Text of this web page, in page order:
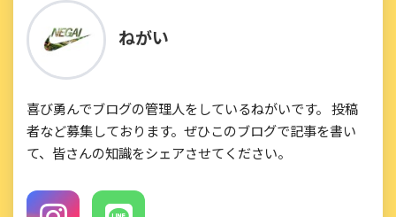
ねがい
喜び勇んでブログの管理人をしているねがいです。 投稿
者など募集しております。ぜひこのブログで記事を書い
て、皆さんの知識をシェアさせてください。